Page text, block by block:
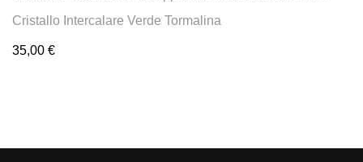
Cristallo Intercalare Verde Tormalina
35,00 €